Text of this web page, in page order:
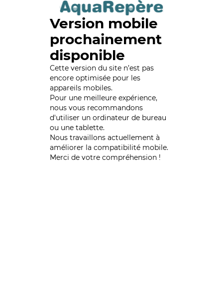
Version mobile
prochainement
disponible
Cette version du site n’est pas
encore optimisée pour les
appareils mobiles.
Pour une meilleure expérience,
nous vous recommandons
d'utiliser un ordinateur de bureau
ou une tablette.
Nous travaillons actuellement à
améliorer la compatibilité mobile.
Merci de votre compréhension !